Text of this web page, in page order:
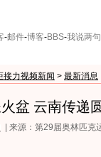
-邮件-博客-BBS-我说两句
接力视频新闻 > 最新消息
盆 云南传递
| 来源：第29届奥林匹克